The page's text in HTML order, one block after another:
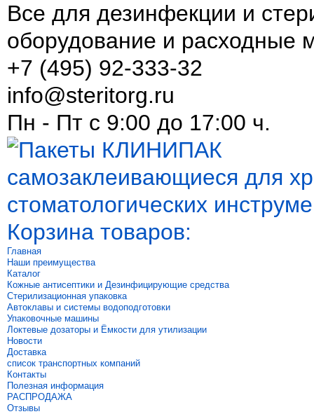
Все для дезинфекции и
оборудование и расходные
+7 (495) 92-333-32
info@steritorg.ru
Пн - Пт с 9:00 до 17:00 ч.
Корзина товаров:
Главная
Наши преимущества
Каталог
Кожные антисептики и Дезинфицирующие средства
Стерилизационная упаковка
Автоклавы и системы водоподготовки
Упаковочные машины
Локтевые дозаторы и Ёмкости для утилизации
Новости
Доставка
список транспортных компаний
Контакты
Полезная информация
РАСПРОДАЖА
Отзывы